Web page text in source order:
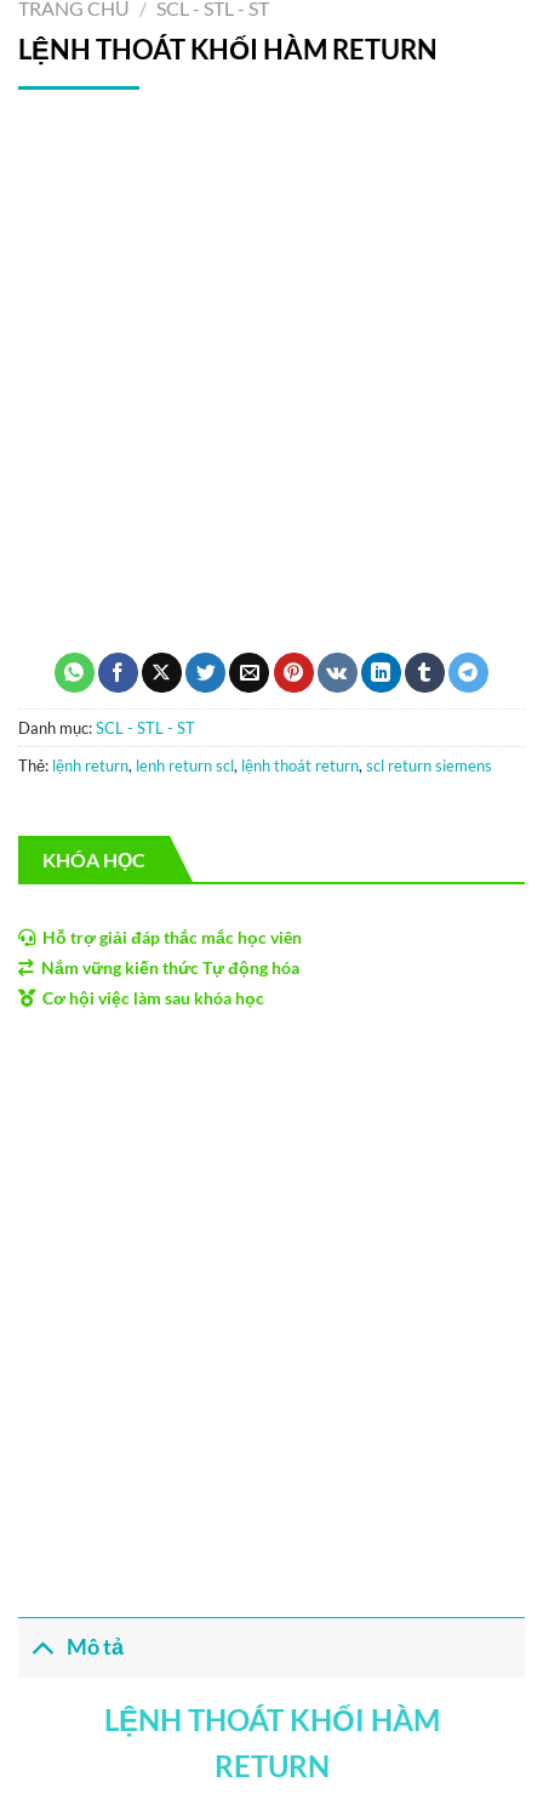
TRANG CHỦ / SCL - STL - ST
LỆNH THOÁT KHỐI HÀM RETURN
Danh mục:SCL - STL - ST
Thẻ: lệnh return, lenh return scl, lệnh thoát return, scl return siemens
KHÓA HỌC
Hỗ trợ giải đáp thắc mắc học viên
Nắm vững kiến thức Tự động hóa
Cơ hội việc làm sau khóa học
Mô tả
LỆNH THOÁT KHỐI HÀM
RETURN